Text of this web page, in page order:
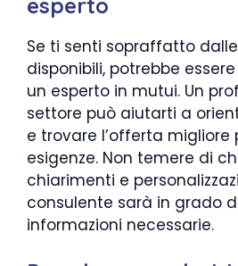
Se ti senti sopraffatto
disponibili, potrebbe
un esperto in mutui. Un
settore può aiutarti a
e trovare l’offerta migliore
esigenze. Non temere di
chiarimenti e
consulente sarà in grado
informazioni necessarie.